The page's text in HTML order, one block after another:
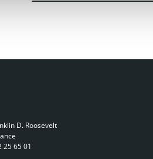
D. Roosevelt
25 65 01